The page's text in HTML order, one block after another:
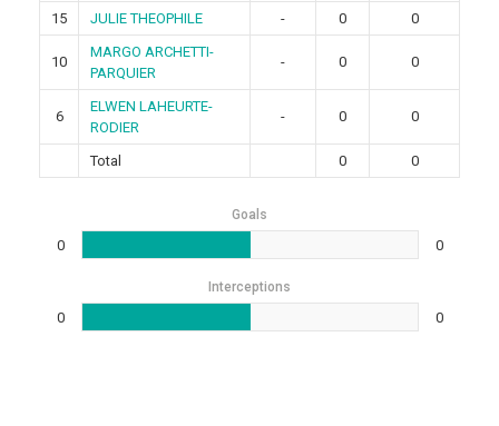
15
JULIE THEOPHILE - 0 0
10
MARGO ARCHETTI-
PARQUIER
- 0 0
6
ELWEN LAHEURTE-
RODIER
- 0 0
Total 0 0
Goals
0 0
Interceptions
0 0